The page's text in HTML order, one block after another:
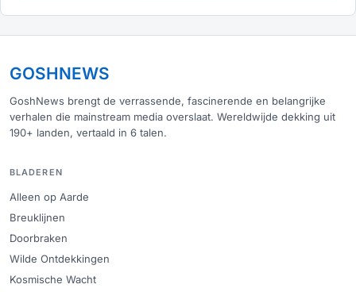
GOSHNEWS
GoshNews brengt de verrassende, fascinerende en belangrijke
verhalen die mainstream media overslaat. Wereldwijde dekking uit
190+ landen, vertaald in 6 talen.
BLADEREN
Alleen op Aarde
Breuklijnen
Doorbraken
Wilde Ontdekkingen
Kosmische Wacht